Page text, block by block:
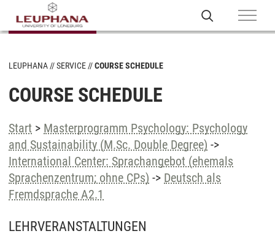
LEUPHANA SERVICE COURSE SCHEDULE
COURSE SCHEDULE
Start > Masterprogramm Psychology: Psychology
and Sustainability (M.Sc. Double Degree) ->
International Center: Sprachangebot (ehemals
Sprachenzentrum; ohne CPs) -> Deutsch als
Fremdsprache A2.1
LEHRVERANSTALTUNGEN